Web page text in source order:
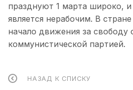
празднуют 1 марта широко, и
является нерабочим. В
начало движения за свободу
коммунистической партией.
НАЗАД К СПИСКУ